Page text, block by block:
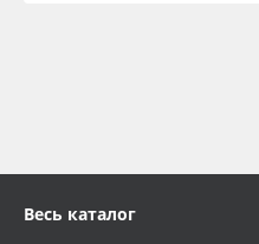
Весь каталог